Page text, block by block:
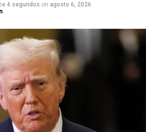
4 segundos on agosto 6, 2026